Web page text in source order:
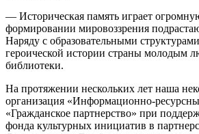
— Историческая память играет
формировании мировоззрения
Наряду с образовательными
героической истории страны молодым
библиотеки.
На протяжении нескольких лет наша
организация «Информационно-
«Гражданское партнерство» при
фонда культурных инициатив в